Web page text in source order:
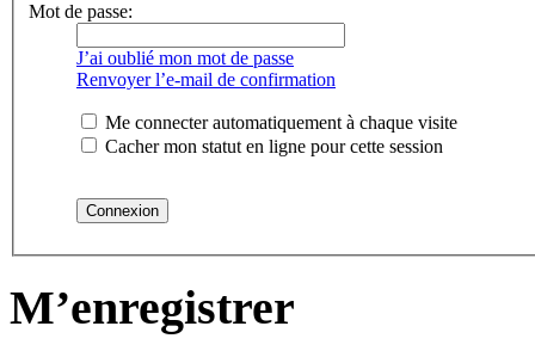
Mot de passe:
J’ai oublié mon mot de passe
Renvoyer l’e-mail de confirmation
Me connecter automatiquement à chaque visite
Cacher mon statut en ligne pour cette session
M’enregistrer